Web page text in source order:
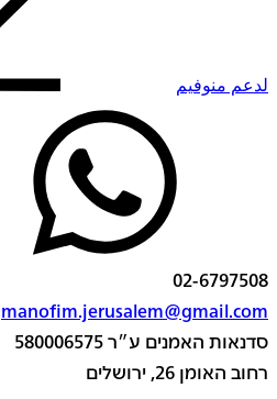
لدعم منوفيم
02-6797508
manofim.jerusalem@gmail.com
סדנאות האמנים ע״ר 580006575
רחוב האומן 26, ירושלים